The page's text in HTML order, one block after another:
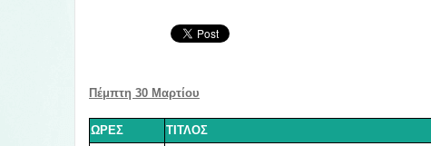
Πέμπτη 30 Μαρτίου
ΩΡΕΣ ΤΙΤΛΟΣ